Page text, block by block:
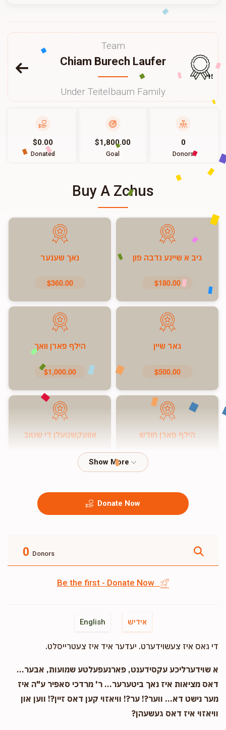
Team
Chiam Burech Laufer
Under Teitelbaum Family
157
$0.00
Donated
$1,800.00
Goal
0
Donors
Buy A Zchus
גיב א שיינע נדבה פון
$180.00
נאך שענער
$360.00
גאר שיין
$500.00
הילף פארן וואך
$1,000.00
הילף פארן חודש אוועקשטעלן די שטוב
Donate Now
0 Donors
Be the first - Donate Now
English אידיש
די גאס איז צעשוידערט. יעדער איד איז צעטרייסלט.
א שוידערליכע עקסידענט, פארנעפעלטע שמועות, אבער...
דאס מציאות איז נאך ביטערער... ר' מרדכי סאפיר ע"ה איז
מער נישט דא... ווער?! ער?! וויאזוי קען דאס זיין?! ווען און
וויאזוי איז דאס געשעהן?